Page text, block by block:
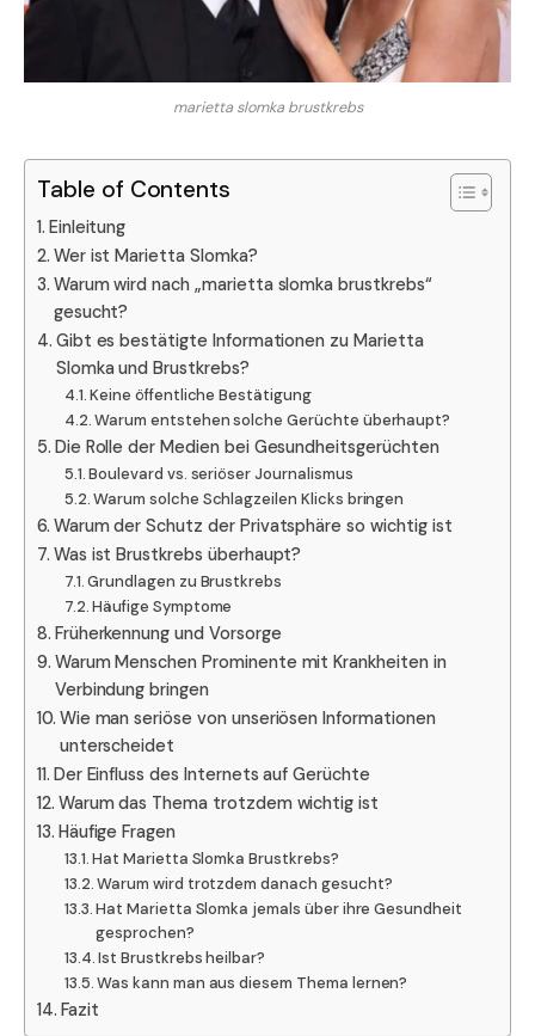
marietta slomka brustkrebs
Table of Contents
Einleitung
Wer ist Marietta Slomka?
Warum wird nach „marietta slomka brustkrebs“
gesucht?
Gibt es bestätigte Informationen zu Marietta
Slomka und Brustkrebs?
Keine öffentliche Bestätigung
Warum entstehen solche Gerüchte überhaupt?
Die Rolle der Medien bei Gesundheitsgerüchten
Boulevard vs. seriöser Journalismus
Warum solche Schlagzeilen Klicks bringen
Warum der Schutz der Privatsphäre so wichtig ist
Was ist Brustkrebs überhaupt?
Grundlagen zu Brustkrebs
Häufige Symptome
Früherkennung und Vorsorge
Warum Menschen Prominente mit Krankheiten in
Verbindung bringen
Wie man seriöse von unseriösen Informationen
unterscheidet
Der Einfluss des Internets auf Gerüchte
Warum das Thema trotzdem wichtig ist
Häufige Fragen
Hat Marietta Slomka Brustkrebs?
Warum wird trotzdem danach gesucht?
Hat Marietta Slomka jemals über ihre Gesundheit
gesprochen?
Ist Brustkrebs heilbar?
Was kann man aus diesem Thema lernen?
Fazit